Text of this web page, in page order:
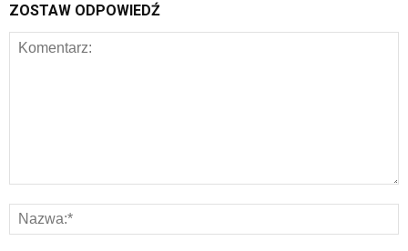
ZOSTAW ODPOWIEDŹ